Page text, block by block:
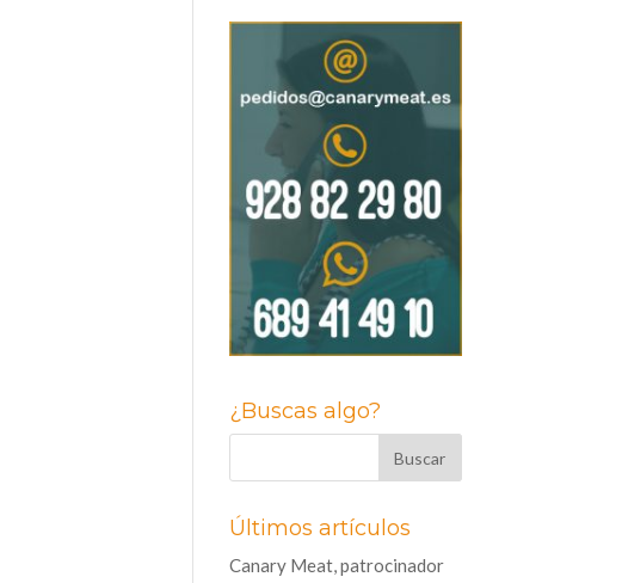
¿Buscas algo?
Últimos artículos
Canary Meat, patrocinador